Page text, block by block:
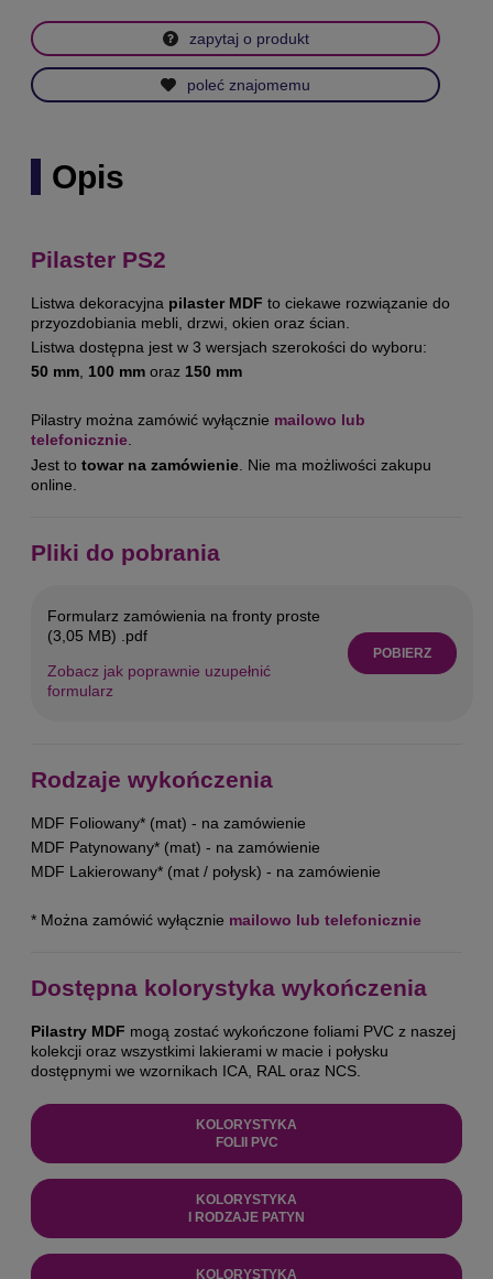
zapytaj o produkt
poleć znajomemu
Opis
Pilaster PS2
Listwa dekoracyjna pilaster MDF to ciekawe rozwiązanie do
przyozdobiania mebli, drzwi, okien oraz ścian.
Listwa dostępna jest w 3 wersjach szerokości do wyboru:
50 mm 100 mm oraz 150 mm
Pilastry można zamówić wyłącznie mailowo lub
telefonicznie.
Jest to towar na zamówienie . Nie ma możliwości zakupu
online.
Pliki do pobrania
Formularz zamówienia na fronty proste
(3,05 MB) .pdf
Zobacz jak poprawnie uzupełnić
formularz
POBIERZ
Rodzaje wykończenia
MDF Foliowany* (mat) - na zamówienie
MDF Patynowany* (mat) - na zamówienie
MDF Lakierowany* (mat / połysk) - na zamówienie
* Można zamówić wyłącznie mailowo lub telefonicznie
Dostępna kolorystyka wykończenia
Pilastry MDF mogą zostać wykończone foliami PVC z naszej
kolekcji oraz wszystkimi lakierami w macie i połysku
dostępnymi we wzornikach ICA, RAL oraz NCS.
KOLORYSTYKA
FOLII PVC
KOLORYSTYKA
I RODZAJE PATYN
KOLORYSTYKA